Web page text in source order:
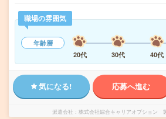
職場の雰囲気
年齢層
20代
30代 40代
気になる! 応募へ進む
派遣会社 株式会社綜合キャリアオプション